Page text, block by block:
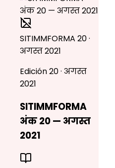
SITIMMFORMA 20 ·
अगस्त 2021
Edición 20 · अगस्त
2021
SITIMMFORMA
अंक 20 — अगस्त
2021